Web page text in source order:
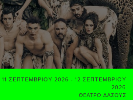
11 ΣΕΠΤΕΜΒΡΊΟΥ 2026 - 12 ΣΕΠΤΕΜΒΡΊΟΥ
2026
ΘΈΑΤΡΟ ΔΆΣΟΥΣ